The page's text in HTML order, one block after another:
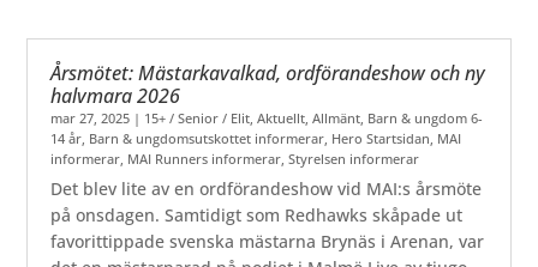
Årsmötet: Mästarkavalkad, ordförandeshow och ny
halvmara 2026
mar 27, 2025 | 15+ / Senior / Elit,Aktuellt,Allmänt, Barn & ungdom 6-
14 år, Barn & ungdomsutskottet informerar, Hero Startsidan, MAI
informerar, MAI Runners informerar,Styrelsen informerar
Det blev lite av en ordförandeshow vid MAI:s årsmöte
på onsdagen. Samtidigt som Redhawks skåpade ut
favorittippade svenska mästarna Brynäs i Arenan, var